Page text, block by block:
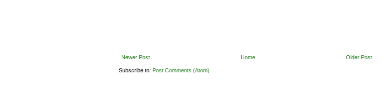
Newer Post Older Post
Home
Subscribe to: Post Comments (Atom)